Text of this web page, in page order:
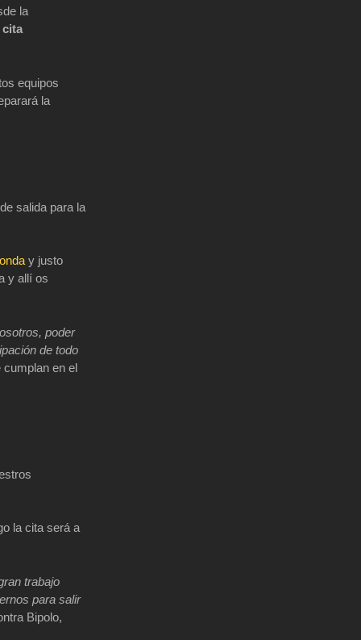
la
cita
equipos
la
salida para la
y justo
y allí os
poder
de todo
en el
la cita será a
trabajo
para salir
Bipolo,